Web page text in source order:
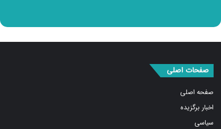
صفحات اصلی
صفحه اصلی
اخبار برگزیده
سیاسی